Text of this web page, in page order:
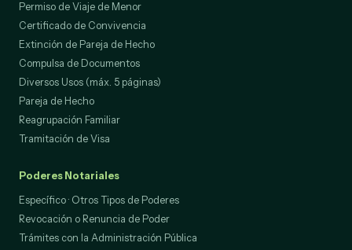
Permiso de Viaje de Menor
Certificado de Convivencia
Extinción de Pareja de Hecho
Compulsa de Documentos
Diversos Usos (máx. 5 páginas)
Pareja de Hecho
Reagrupación Familiar
Tramitación de Visa
Poderes Notariales
Específico · Otros Tipos de Poderes
Revocación o Renuncia de Poder
Trámites con la Administración Pública